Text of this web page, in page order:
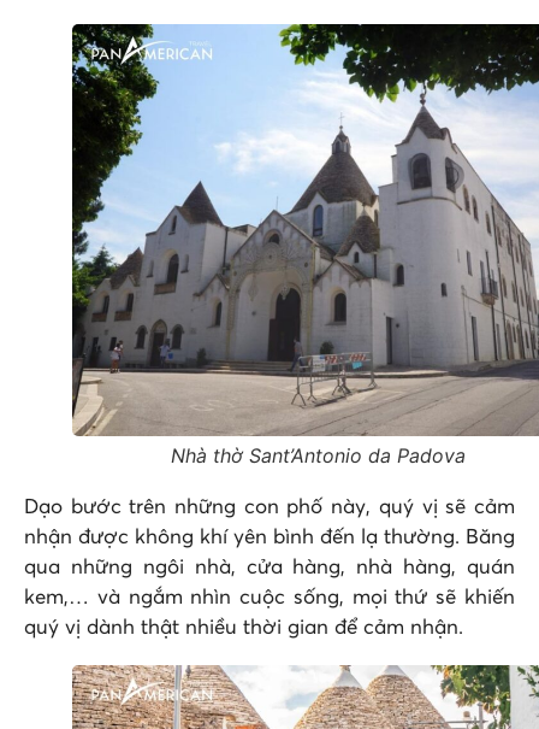
Nhà thờ Sant’Antonio da Padova
Dạo bước trên những con phố này, quý vị sẽ cảm
nhận được không khí yên bình đến lạ thường. Băng
qua những ngôi nhà, cửa hàng, nhà hàng, quán
kem,… và ngắm nhìn cuộc sống, mọi thứ sẽ khiến
quý vị dành thật nhiều thời gian để cảm nhận.